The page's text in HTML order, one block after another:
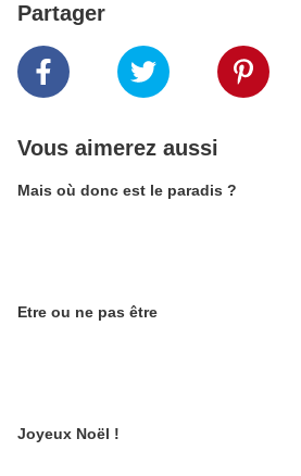
Partager
Vous aimerez aussi
Mais où donc est le paradis ?
Etre ou ne pas être
Joyeux Noël !